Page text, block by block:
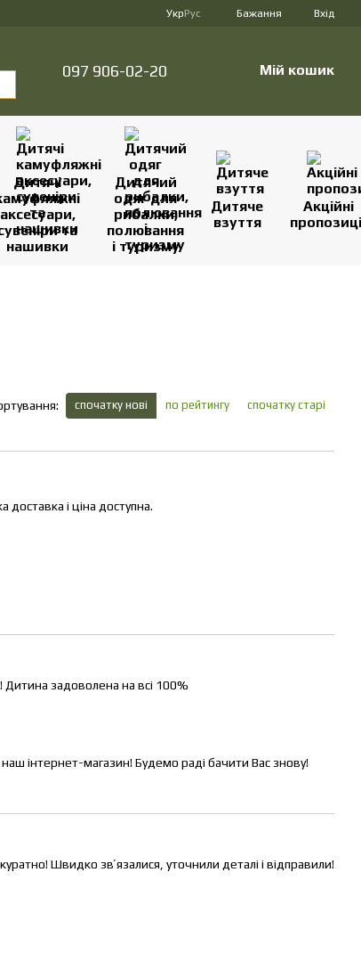
УкрРус Бажання Вхід
097 906-02-20 Мій кошик
Дитячі
аксесуари,
та
нашивки
Дитячий
одяг для
рибалки,
полювання
і туризму
Дитяче
взуття
Акційні
спочатку нові по рейтингу спочатку старі
і ціна доступна.
задоволена на всі 100%
інтернет-магазин! Будемо раді бачити Вас знову!
Швидко звʼязалися, уточнили деталі і відправили!